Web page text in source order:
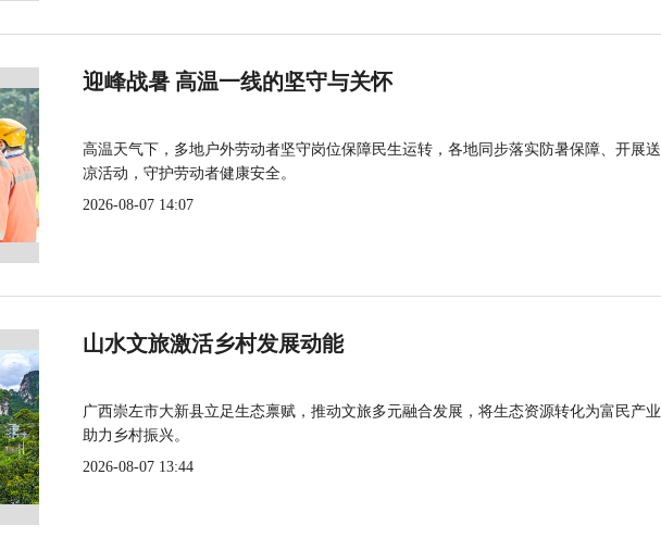
迎峰战暑 高温一线的坚守与关怀
高温天气下，多地户外劳动者坚守岗位保障民生运转，各地同步落实防暑保障、开展
凉活动，守护劳动者健康安全。
2026-08-07 14:07
山水文旅激活乡村发展动能
广西崇左市大新县立足生态禀赋，推动文旅多元融合发展，将生态资源转化为富民产
助力乡村振兴。
2026-08-07 13:44